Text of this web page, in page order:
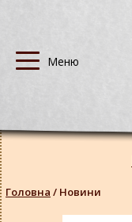
Головна / Новини